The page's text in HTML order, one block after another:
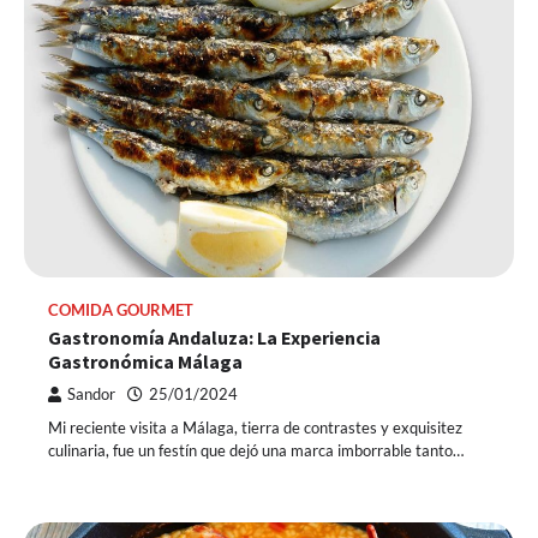
COMIDA GOURMET
Gastronomía Andaluza: La Experiencia
Gastronómica Málaga
Sandor 25/01/2024
Mi reciente visita a Málaga, tierra de contrastes y exquisitez
culinaria, fue un festín que dejó una marca imborrable tanto…